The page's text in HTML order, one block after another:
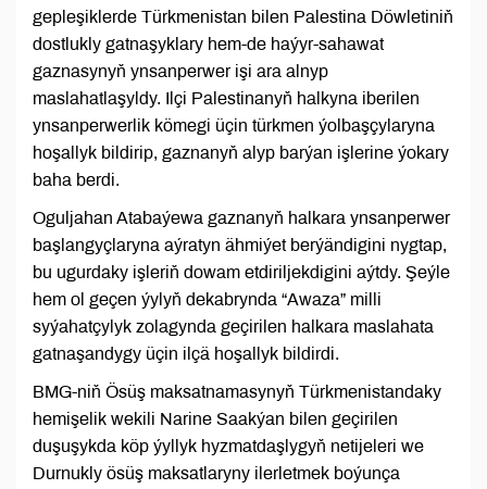
gepleşiklerde Türkmenistan bilen Palestina Döwletiniň
dostlukly gatnaşyklary hem-de haýyr-sahawat
gaznasynyň ynsanperwer işi ara alnyp
maslahatlaşyldy. Ilçi Palestinanyň halkyna iberilen
ynsanperwerlik kömegi üçin türkmen ýolbaşçylaryna
hoşallyk bildirip, gaznanyň alyp barýan işlerine ýokary
baha berdi.
Oguljahan Atabaýewa gaznanyň halkara ynsanperwer
başlangyçlaryna aýratyn ähmiýet berýändigini nygtap,
bu ugurdaky işleriň dowam etdiriljekdigini aýtdy. Şeýle
hem ol geçen ýylyň dekabrynda “Awaza” milli
syýahatçylyk zolagynda geçirilen halkara maslahata
gatnaşandygy üçin ilçä hoşallyk bildirdi.
BMG-niň Ösüş maksatnamasynyň Türkmenistandaky
hemişelik wekili Narine Saakýan bilen geçirilen
duşuşykda köp ýyllyk hyzmatdaşlygyň netijeleri we
Durnukly ösüş maksatlaryny ilerletmek boýunça